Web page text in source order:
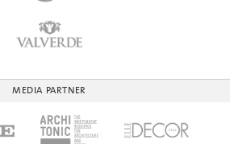
MEDIA PARTNER